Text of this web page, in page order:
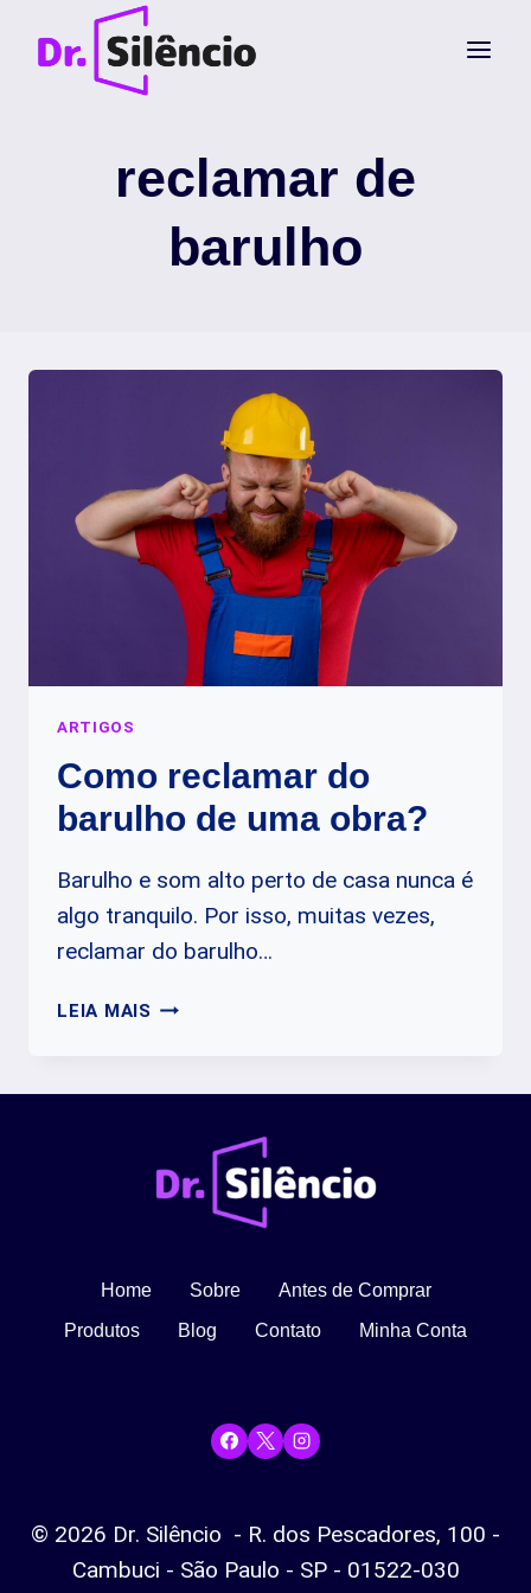
reclamar de
barulho
ARTIGOS
Como reclamar do
barulho de uma obra?
Barulho e som alto perto de casa nunca é
algo tranquilo. Por isso, muitas vezes,
reclamar do barulho…
LEIA MAIS COMO
BARULHO
OBRA?
Home Sobre Antes de Comprar
Produtos Blog Contato Minha Conta
© 2026 Dr. Silêncio - R. dos Pescadores, 100 -
Cambuci - São Paulo - SP - 01522-030